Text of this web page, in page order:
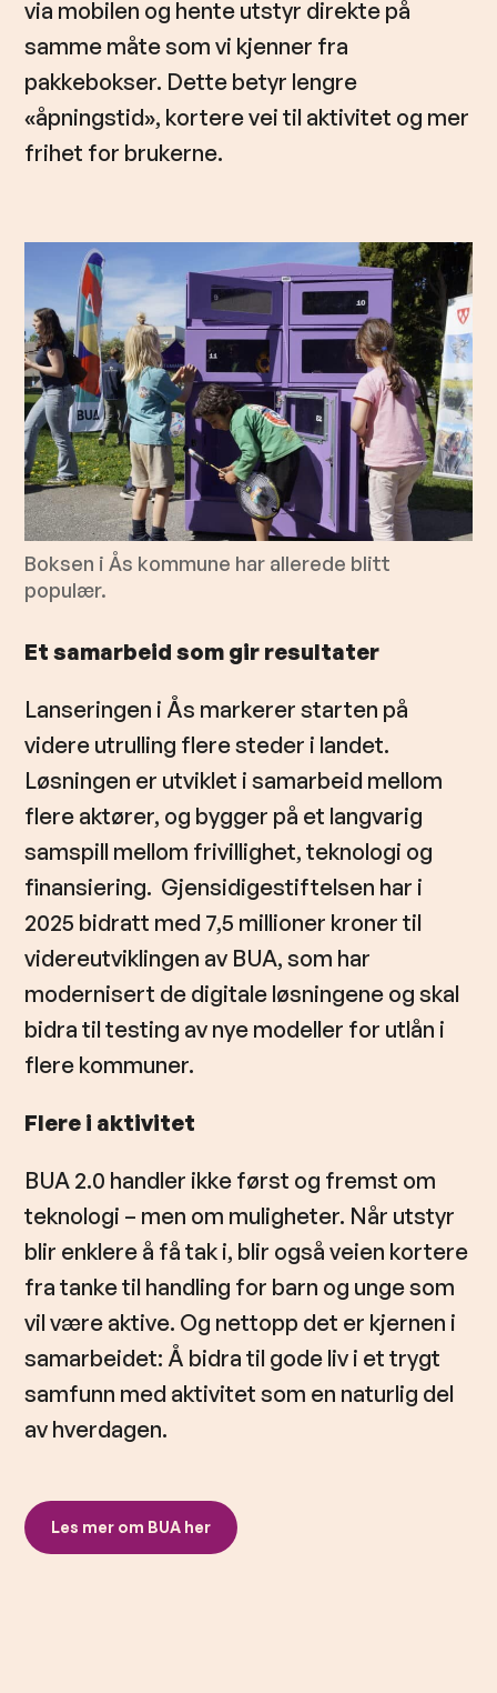
via mobilen og hente utstyr direkte på
samme måte som vi kjenner fra
pakkebokser. Dette betyr lengre
«åpningstid», kortere vei til aktivitet og mer
frihet for brukerne.
Boksen i Ås kommune har allerede blitt
populær.
Et samarbeid som gir resultater
Lanseringen i Ås markerer starten på
videre utrulling flere steder i landet.
Løsningen er utviklet i samarbeid mellom
flere aktører, og bygger på et langvarig
samspill mellom frivillighet, teknologi og
finansiering. Gjensidigestiftelsen har i
2025 bidratt med 7,5 millioner kroner til
videreutviklingen av BUA, som har
modernisert de digitale løsningene og skal
bidra til testing av nye modeller for utlån i
flere kommuner.
Flere i aktivitet
BUA 2.0 handler ikke først og fremst om
teknologi – men om muligheter. Når utstyr
blir enklere å få tak i, blir også veien kortere
fra tanke til handling for barn og unge som
vil være aktive. Og nettopp det er kjernen i
samarbeidet: Å bidra til gode liv i et trygt
samfunn med aktivitet som en naturlig del
av hverdagen.
Les mer om BUA her